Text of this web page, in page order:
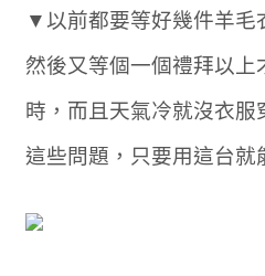
▼以前都要等好幾件羊毛
然後又等個一個禮拜以上
時，而且天氣冷就沒衣
這些問題，只要用這台就